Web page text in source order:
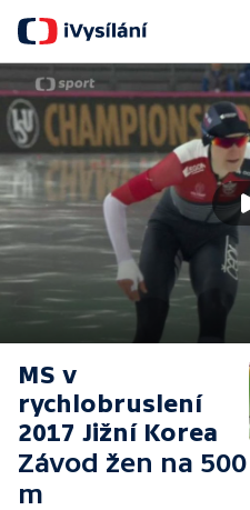
MS v
rychlobruslení
2017 Jižní Korea
Závod žen na 500
m